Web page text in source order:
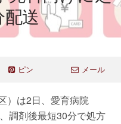
送
ピン メール
）は2日、愛育病院
調剤後最短30分で処方